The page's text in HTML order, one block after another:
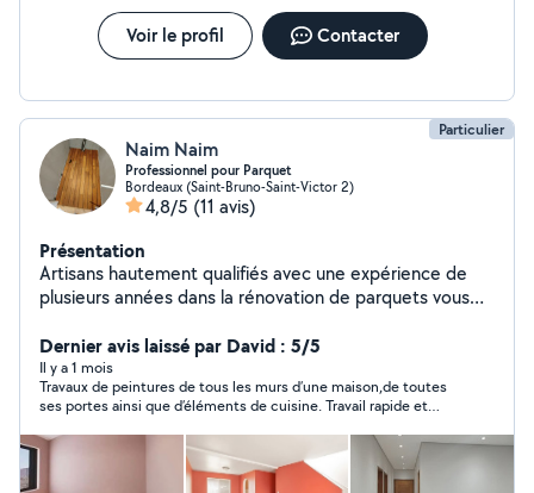
muraux originaux (stuc, effet béton...) Finitions
personnalisées
Voir le profil Contacter
Particulier
Naim Naim
Professionnel pour Parquet
Bordeaux (Saint-Bruno-Saint-Victor 2)
4,8/5 (11 avis)
Présentation
Artisans hautement qualifiés avec une expérience de
plusieurs années dans la rénovation de parquets vous
Vitrification Réparation Teinte Pose Escalier Peinture
Tapisserie Devis gratuit Déplacement dans toute la
France Satisfait ou remboursé Travail propre et sérieux
Toutes ces machines seront nécessaires pour un bon
ponçage homogène et sans rayures Nb : suis spécialisé
que dans la rénovation de parquets
Dernier avis laissé par David : 5/5
Il y a 1 mois
Travaux de peintures de tous les murs d’une maison,de toutes
ses portes ainsi que d’éléments de cuisine. Travail rapide et
sont corrects et le chantier est resté propre. J’ai d’ailleurs prévu
de faire le parquet dans la foulée avec lui. Le parquet a été posé
dans la foulée quasiment de manière rapide,efficace et soigné